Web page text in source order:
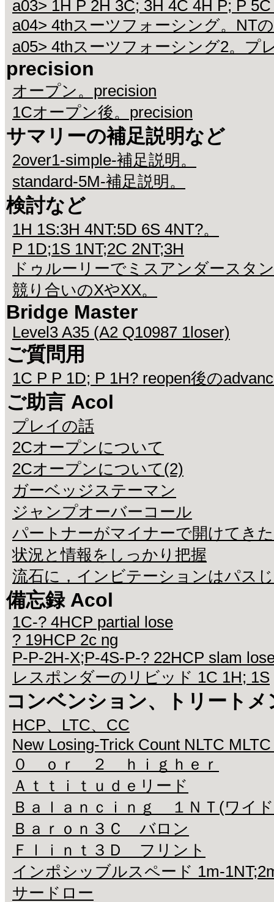
a03> 1H P 2H 3C; 3H 4C 4H P; P
a04> 4thスーツフォーシング。NT
a05> 4thスーツフォーシング2。プ
precision
オープン。precision
1Cオープン後。precision
サマリーの補足説明など
2over1-simple-補足説明。
standard-5M-補足説明。
検討など
1H 1S:3H 4NT:5D 6S 4NT?。
P 1D;1S 1NT;2C 2NT;3H
ドゥルーリーでミスアンダースタ
競り合いのXやXX。
Bridge Master
Level3 A35 (A2 Q10987 1loser)
ご質問用
1C P P 1D; P 1H? reopen後の
ご助言 Acol
プレイの話
2Cオープンについて
2Cオープンについて(2)
ガーベッジステーマン
ジャンプオーバーコール
パートナーがマイナーで開けてき
状況と情報をしっかり把握
流石に，インビテーションはパス
備忘録 Acol
1C-? 4HCP partial lose
? 19HCP 2c ng
P-P-2H-X;P-4S-P-? 22HCP slam
レスポンダーのリビッド 1C 1H; 1S
コンベンション、トリートメ
HCP、LTC、CC
New Losing-Trick Count NLTC
０ ｏｒ ２ ｈｉｇｈｅｒ
Ａｔｔｉｔｕｄｅリード
Ｂａｌａｎｃｉｎｇ １ＮＴ(ワイ
Ｂａｒｏｎ３Ｃ バロン
Ｆｌｉｎｔ３Ｄ フリント
インポシッブルスペード 1m-
サードロー